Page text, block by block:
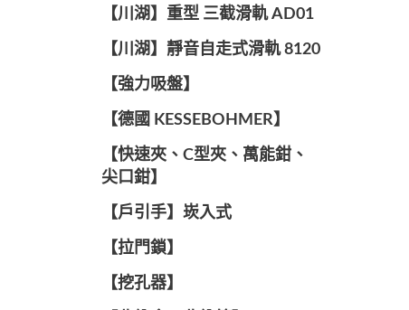
【川湖】重型 三截滑軌 AD01
【川湖】靜音自走式滑軌 8120
【強力吸盤】
【德國 KESSEBOHMER】
【快速夾、C型夾、萬能鉗、
尖口鉗】
【戶引手】崁入式
【拉門鎖】
【挖孔器】